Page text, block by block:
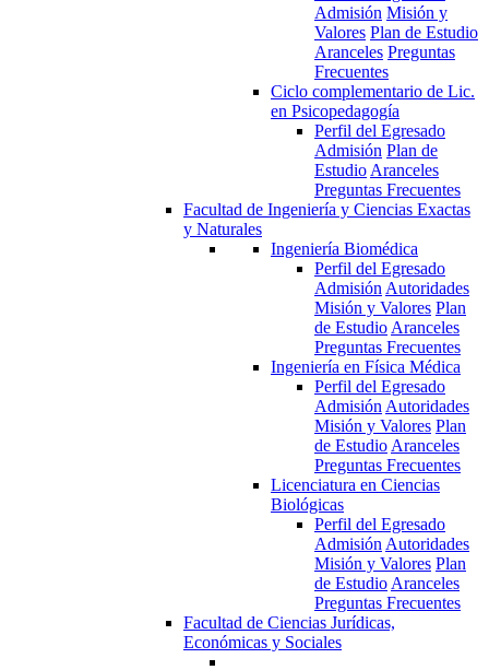
Admisión Misión y
Valores Plan de Estudio
Aranceles Preguntas
Frecuentes
Ciclo complementario de Lic.
en Psicopedagogía
Perfil del Egresado
Admisión Plan de
Estudio Aranceles
Preguntas Frecuentes
Facultad de Ingeniería y Ciencias Exactas
y Naturales
Ingeniería Biomédica
Perfil del Egresado
Admisión Autoridades
Misión y Valores Plan
de Estudio Aranceles
Preguntas Frecuentes
Ingeniería en Física Médica
Perfil del Egresado
Admisión Autoridades
Misión y Valores Plan
de Estudio Aranceles
Preguntas Frecuentes
Licenciatura en Ciencias
Biológicas
Perfil del Egresado
Admisión Autoridades
Misión y Valores Plan
de Estudio Aranceles
Preguntas Frecuentes
Facultad de Ciencias Jurídicas,
Económicas y Sociales